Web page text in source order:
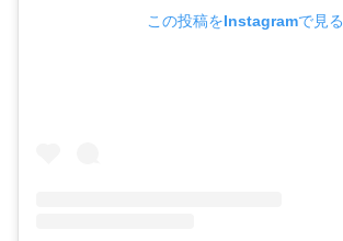
この投稿をInstagramで見る